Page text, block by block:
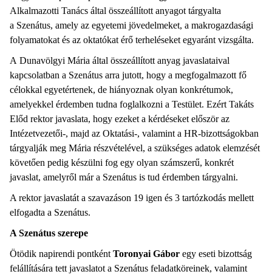
Alkalmazotti Tanács által összeállított anyagot tárgyalta
a Szenátus, amely az egyetemi jövedelmeket, a makrogazdasági
folyamatokat és az oktatókat érő terheléseket egyaránt vizsgálta.
A Dunavölgyi Mária által összeállított anyag javaslataival
kapcsolatban a Szenátus arra jutott, hogy a megfogalmazott fő
célokkal egyetértenek, de hiányoznak olyan konkrétumok,
amelyekkel érdemben tudna foglalkozni a Testület. Ezért Takáts
Előd rektor javaslata, hogy ezeket a kérdéseket először az
Intézetvezetői-, majd az Oktatási-, valamint a HR-bizottságokban
tárgyalják meg Mária részvételével, a szükséges adatok elemzését
követően pedig készülni fog egy olyan számszerű, konkrét
javaslat, amelyről már a Szenátus is tud érdemben tárgyalni.
A rektor javaslatát a szavazáson 19 igen és 3 tartózkodás mellett
elfogadta a Szenátus.
A Szenátus szerepe
Ötödik napirendi pontként Toronyai Gábor egy eseti bizottság
felállítására tett javaslatot a Szenátus feladatköreinek, valamint